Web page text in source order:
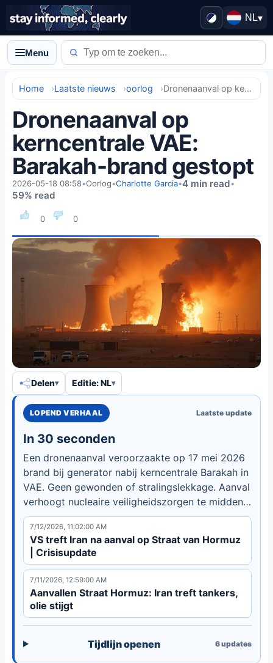
NL▾
Menu
Home Laatste nieuws oorlog Dronenaanval op kerncentrale VAE: Barakah-brand gestopt
Dronenaanval op
kerncentrale VAE:
Barakah-brand gestopt
0 0
2026-05-18 08:58•Oorlog•Charlotte Garcia•4 min read•
59% read
Delen Editie: NL
LOPEND VERHAAL Laatste update
In 30 seconden
Een dronenaanval veroorzaakte op 17 mei 2026
brand bij generator nabij kerncentrale Barakah in
VAE. Geen gewonden of stralingslekkage. Aanval
verhoogt nucleaire veiligheidszorgen te midden
van VS-Iran-oorlog en Straat van Hormuz-crisis.
7/12/2026, 11:02:00 AM
VS treft Iran na aanval op Straat van Hormuz
| Crisisupdate
7/11/2026, 12:59:00 AM
Aanvallen Straat Hormuz: Iran treft tankers,
olie stijgt
Tijdlijn openen 6updates